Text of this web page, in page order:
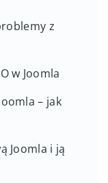
z
w Joomla
– jak
Joomla i ją